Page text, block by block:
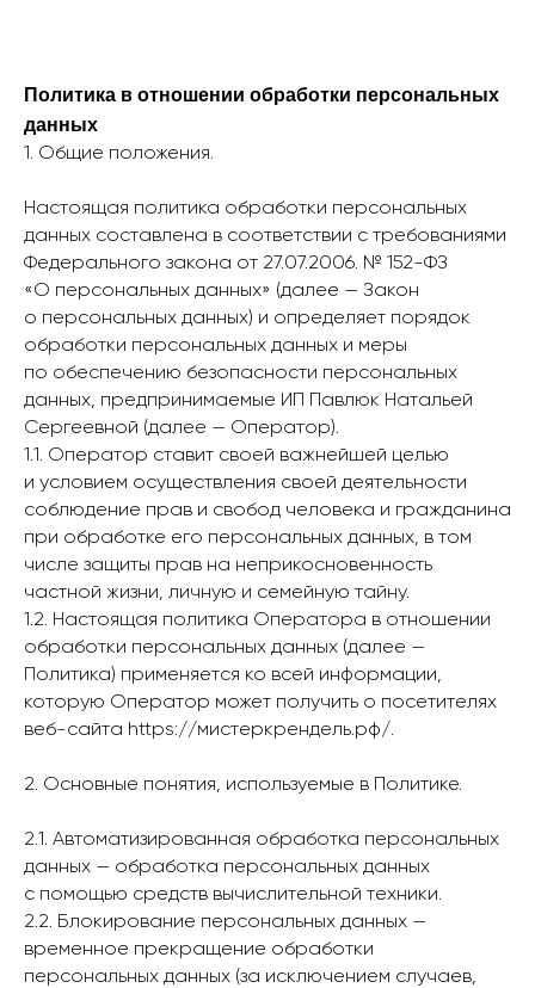
Политика в отношении обработки персональных
данных
1. Общие положения.
Настоящая политика обработки персональных
данных составлена в соответствии с требованиями
Федерального закона от 27.07.2006. № 152-ФЗ
«О персональных данных» (далее — Закон
о персональных данных) и определяет порядок
обработки персональных данных и меры
по обеспечению безопасности персональных
данных, предпринимаемые ИП Павлюк Натальей
Сергеевной (далее — Оператор).
1.1. Оператор ставит своей важнейшей целью
и условием осуществления своей деятельности
соблюдение прав и свобод человека и гражданина
при обработке его персональных данных, в том
числе защиты прав на неприкосновенность
частной жизни, личную и семейную тайну.
1.2. Настоящая политика Оператора в отношении
обработки персональных данных (далее —
Политика) применяется ко всей информации,
которую Оператор может получить о посетителях
веб-сайта https://мистеркрендель.рф/.
2. Основные понятия, используемые в Политике.
2.1. Автоматизированная обработка персональных
данных — обработка персональных данных
с помощью средств вычислительной техники.
2.2. Блокирование персональных данных —
временное прекращение обработки
персональных данных (за исключением случаев,